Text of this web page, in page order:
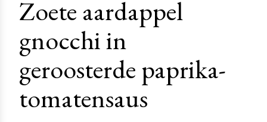
Zoete aardappel
gnocchi in
geroosterde paprika-
tomatensaus